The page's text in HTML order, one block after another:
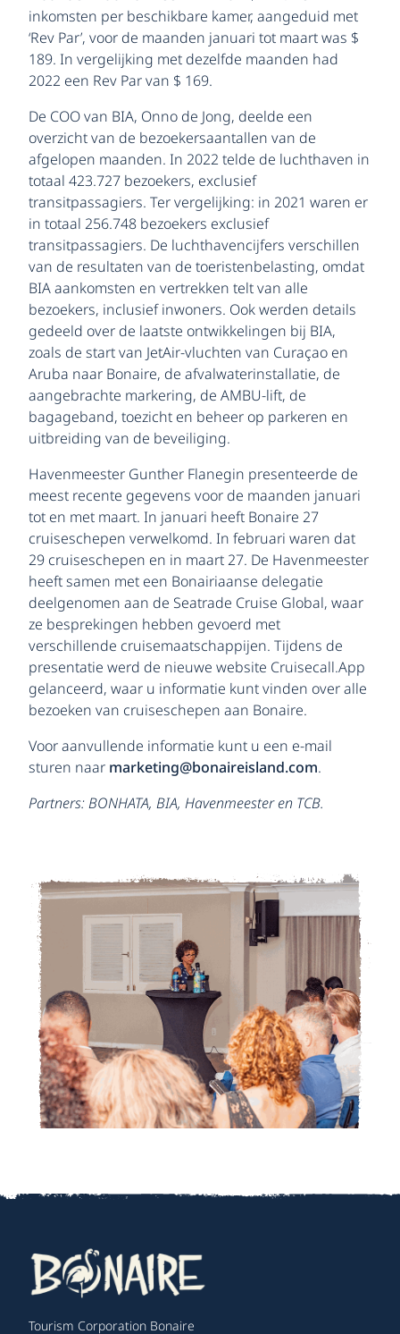
inkomsten per beschikbare kamer, aangeduid met
‘Rev Par’, voor de maanden januari tot maart was $
189. In vergelijking met dezelfde maanden had
2022 een Rev Par van $ 169.
De COO van BIA, Onno de Jong, deelde een
overzicht van de bezoekersaantallen van de
afgelopen maanden. In 2022 telde de luchthaven in
totaal 423.727 bezoekers, exclusief
transitpassagiers. Ter vergelijking: in 2021 waren er
in totaal 256.748 bezoekers exclusief
transitpassagiers. De luchthavencijfers verschillen
van de resultaten van de toeristenbelasting, omdat
BIA aankomsten en vertrekken telt van alle
bezoekers, inclusief inwoners. Ook werden details
gedeeld over de laatste ontwikkelingen bij BIA,
zoals de start van JetAir-vluchten van Curaçao en
Aruba naar Bonaire, de afvalwaterinstallatie, de
aangebrachte markering, de AMBU-lift, de
bagageband, toezicht en beheer op parkeren en
uitbreiding van de beveiliging.
Havenmeester Gunther Flanegin presenteerde de
meest recente gegevens voor de maanden januari
tot en met maart. In januari heeft Bonaire 27
cruiseschepen verwelkomd. In februari waren dat
29 cruiseschepen en in maart 27. De Havenmeester
heeft samen met een Bonairiaanse delegatie
deelgenomen aan de Seatrade Cruise Global, waar
ze besprekingen hebben gevoerd met
verschillende cruisemaatschappijen. Tijdens de
presentatie werd de nieuwe website Cruisecall.App
gelanceerd, waar u informatie kunt vinden over alle
bezoeken van cruiseschepen aan Bonaire.
Voor aanvullende informatie kunt u een e-mail
sturen naar marketing@bonaireisland.com.
Partners: BONHATA, BIA, Havenmeester en TCB.
Tourism Corporation Bonaire